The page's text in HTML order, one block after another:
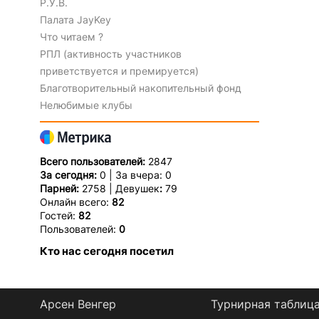
Палата JayKey
Что читаем ?
РПЛ (активность участников
приветствуется и премируется)
Благотворительный накопительный фонд
Нелюбимые клубы
Всего пользователей: 2847
За сегодня: 0 | За вчера: 0
Парней: 2758 | Девушек:79
Онлайн всего: 82
Гостей: 82
Пользователей: 0
Кто нас сегодня посетил
Арсен Венгер Турнирная таблица